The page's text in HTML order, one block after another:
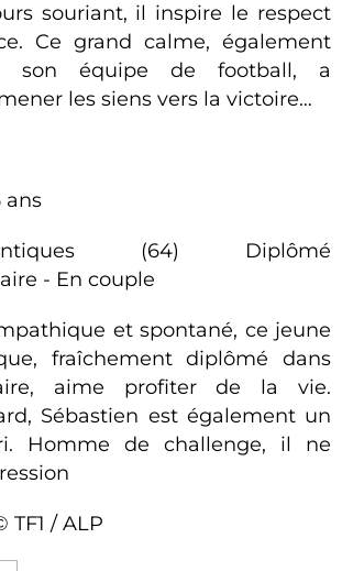
souriant, il inspire le respect
Ce grand calme, également
son équipe de football, a
les siens vers la victoire…
ans
(64) Diplômé
- En couple
et spontané, ce jeune
fraîchement diplômé dans
aime profiter de la vie.
Sébastien est également un
Homme de challenge, il ne
/ ALP